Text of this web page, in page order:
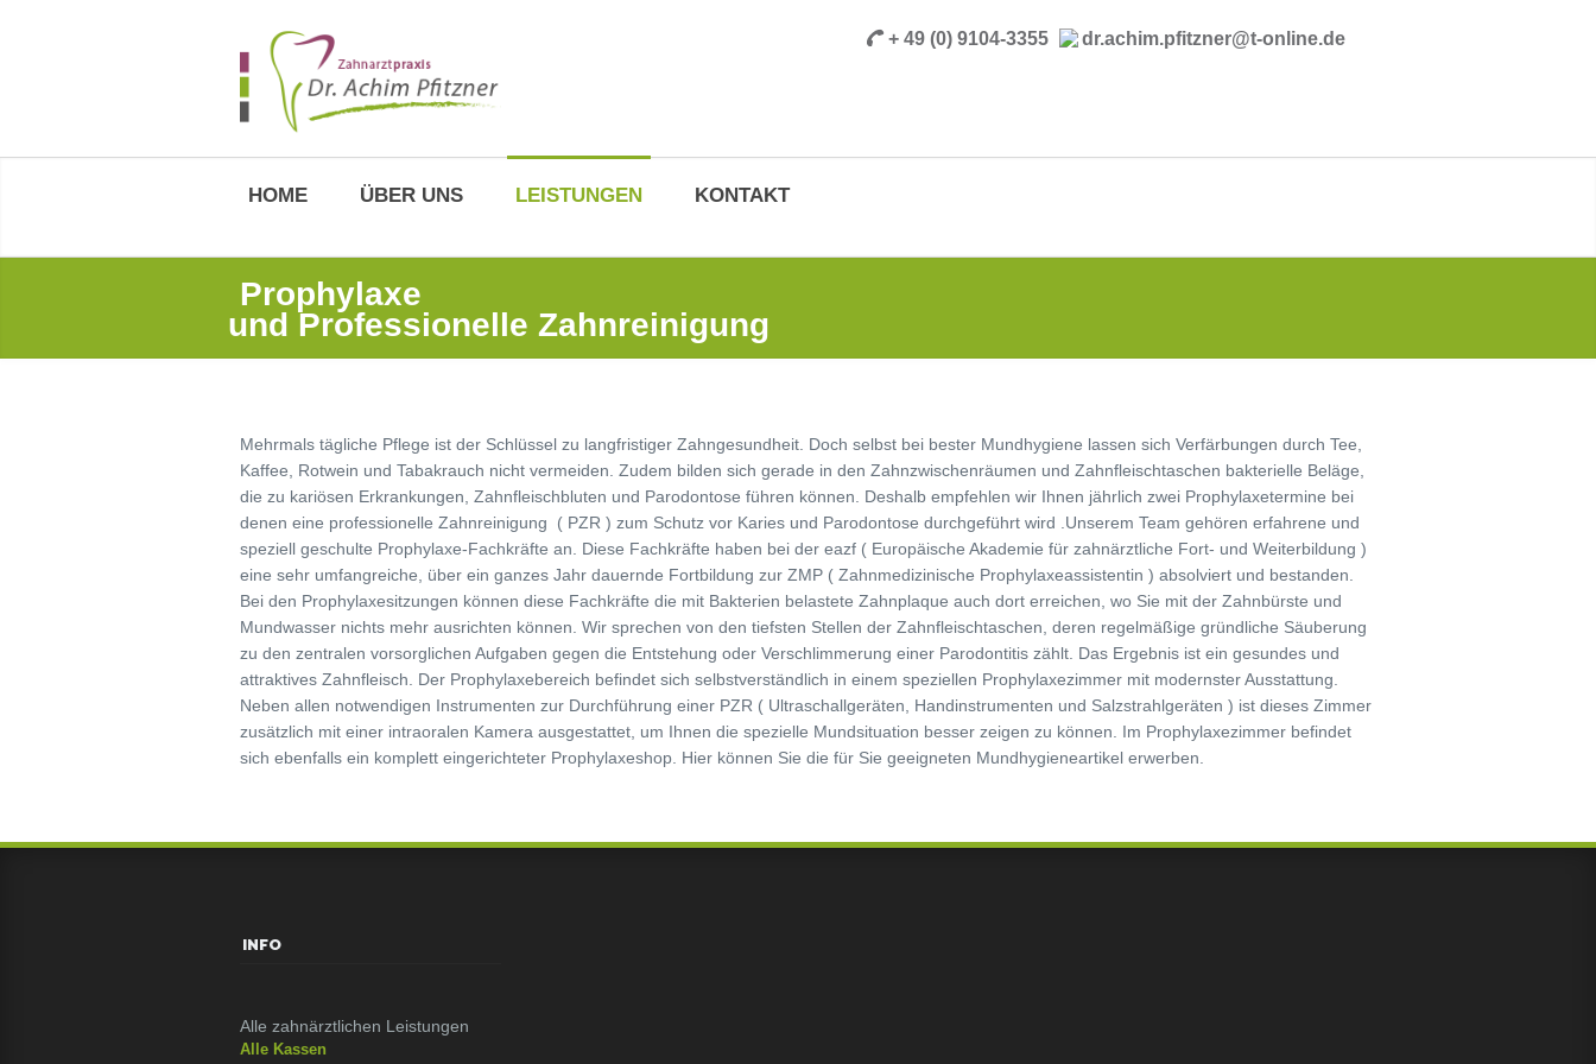
+ 49 (0) 9104-3355 dr.achim.pfitzner@t-online.de
HOME ÜBER UNS LEISTUNGEN KONTAKT
Prophylaxe
und Professionelle Zahnreinigung
Mehrmals tägliche Pflege ist der Schlüssel zu langfristiger Zahngesundheit. Doch selbst bei bester Mundhygiene lassen sich Verfärbungen durch Tee,
Kaffee, Rotwein und Tabakrauch nicht vermeiden. Zudem bilden sich gerade in den Zahnzwischenräumen und Zahnfleischtaschen bakterielle Beläge,
die zu kariösen Erkrankungen, Zahnfleischbluten und Parodontose führen können. Deshalb empfehlen wir Ihnen jährlich zwei Prophylaxetermine bei
denen eine professionelle Zahnreinigung ( PZR ) zum Schutz vor Karies und Parodontose durchgeführt wird .Unserem Team gehören erfahrene und
speziell geschulte Prophylaxe-Fachkräfte an. Diese Fachkräfte haben bei der eazf ( Europäische Akademie für zahnärztliche Fort- und Weiterbildung )
eine sehr umfangreiche, über ein ganzes Jahr dauernde Fortbildung zur ZMP ( Zahnmedizinische Prophylaxeassistentin ) absolviert und bestanden.
Bei den Prophylaxesitzungen können diese Fachkräfte die mit Bakterien belastete Zahnplaque auch dort erreichen, wo Sie mit der Zahnbürste und
Mundwasser nichts mehr ausrichten können. Wir sprechen von den tiefsten Stellen der Zahnfleischtaschen, deren regelmäßige gründliche Säuberung
zu den zentralen vorsorglichen Aufgaben gegen die Entstehung oder Verschlimmerung einer Parodontitis zählt. Das Ergebnis ist ein gesundes und
attraktives Zahnfleisch. Der Prophylaxebereich befindet sich selbstverständlich in einem speziellen Prophylaxezimmer mit modernster Ausstattung.
Neben allen notwendigen Instrumenten zur Durchführung einer PZR ( Ultraschallgeräten, Handinstrumenten und Salzstrahlgeräten ) ist dieses Zimmer
zusätzlich mit einer intraoralen Kamera ausgestattet, um Ihnen die spezielle Mundsituation besser zeigen zu können. Im Prophylaxezimmer befindet
sich ebenfalls ein komplett eingerichteter Prophylaxeshop. Hier können Sie die für Sie geeigneten Mundhygieneartikel erwerben.
INFO
Alle zahnärztlichen Leistungen
Alle Kassen